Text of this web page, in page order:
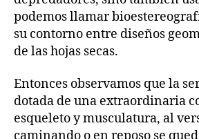
podemos llamar
su contorno entre diseños
de las hojas secas.
Entonces observamos que la
dotada de una extraordinaria
esqueleto y musculatura, al